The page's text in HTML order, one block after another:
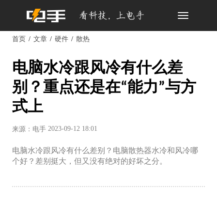
Toggle
首页 文章 硬件 散热
电脑水冷跟风冷有什么差
别？重点还是在“能力”与方
式上
来源：电手 2023-09-12 18:01
电脑水冷跟风冷有什么差别？电脑散热器水冷和风冷哪
个好？差别挺大，但又没有绝对的好坏之分。